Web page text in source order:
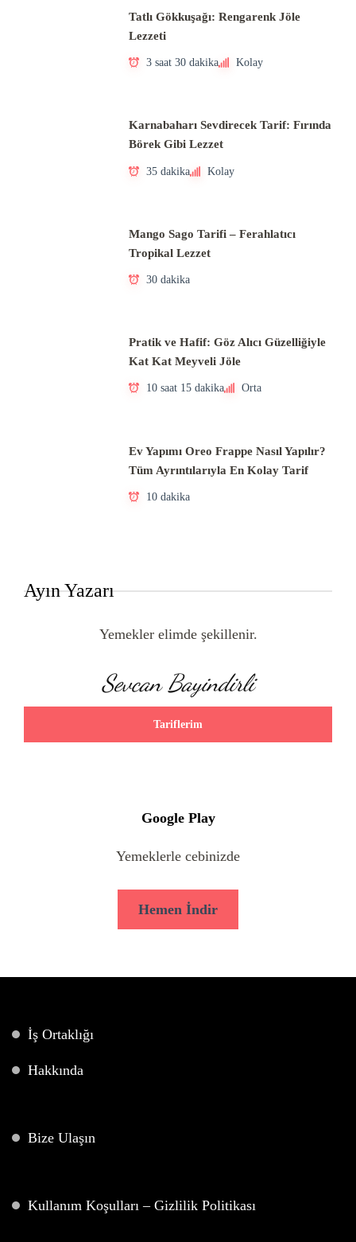
Tatlı Gökkuşağı: Rengarenk Jöle
Lezzeti
3 saat 30 dakika Kolay
Karnabaharı Sevdirecek Tarif: Fırında
Börek Gibi Lezzet
35 dakika Kolay
Mango Sago Tarifi – Ferahlatıcı
Tropikal Lezzet
30 dakika
Pratik ve Hafif: Göz Alıcı Güzelliğiyle
Kat Kat Meyveli Jöle
10 saat 15 dakika Orta
Ev Yapımı Oreo Frappe Nasıl Yapılır?
Tüm Ayrıntılarıyla En Kolay Tarif
10 dakika
Ayın Yazarı
Yemekler elimde şekillenir.
Sevcan Bayindirli
Tariflerim
Google Play
Yemeklerle cebinizde
Hemen İndir
İş Ortaklığı
Hakkında
Bize Ulaşın
Kullanım Koşulları – Gizlilik Politikası